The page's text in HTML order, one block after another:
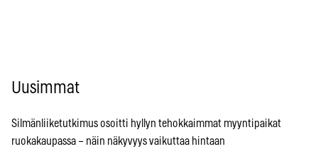
Uusimmat
Silmänliiketutkimus osoitti hyllyn tehokkaimmat myyntipaikat
ruokakaupassa – näin näkyvyys vaikuttaa hintaan